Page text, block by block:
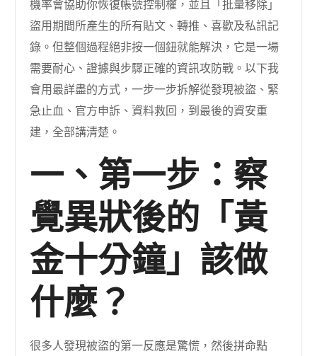
機率會協助你恢復帳號控制權，並且「批量移除」
盜用期間所產生的所有貼文、轉推、喜歡及私訊記
錄。但整個過程絕非按一個鈕就能解決，它是一場
需要耐心、證據與步驟正確的資訊攻防戰。以下我
會用最詳盡的方式，一步一步拆解從發現被盜、緊
急止血、官方申訴、資料救回，到最後的資安重
建，全部講清楚。
一、第一步：察
覺異狀後的「黃
金十分鐘」該做
什麼？
很多人發現被盜的第一反應是驚慌，然後拼命點